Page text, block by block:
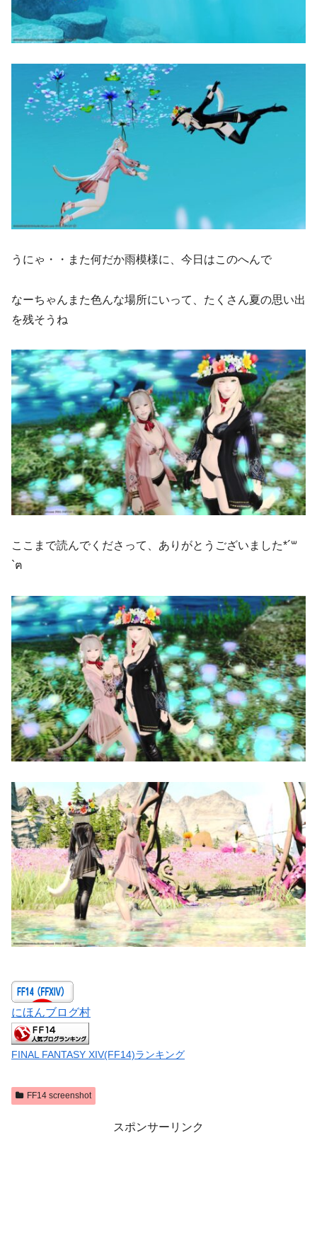
うにゃ・・また何だか雨模様に、今日はこのへんで
なーちゃんまた色んな場所にいって、たくさん夏の思い出
を残そうね
ここまで読んでくださって、ありがとうございました*´꒳
`ฅ
にほんブログ村
FINAL FANTASY XIV(FF14)ランキング
FF14 screenshot
スポンサーリンク